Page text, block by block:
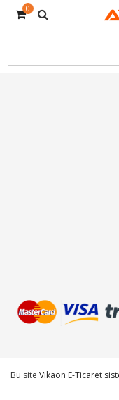
0
Bu site Vikaon E-Ticaret